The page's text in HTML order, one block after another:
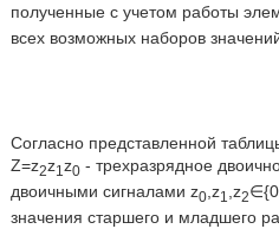
полученные с учетом работы
всех возможных наборов
Согласно представленной
Z=z2z1 z0- трехразрядное
двоичными сигналами z0,z1 ,z2
значения старшего и младшего